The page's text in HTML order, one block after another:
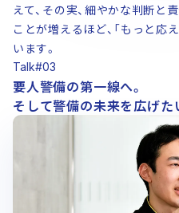
えて、その実、細やかな判断と
ことが増えるほど、「もっと応
います。
Talk#03
要人警備の第一線へ。
そして警備の未来を広げた